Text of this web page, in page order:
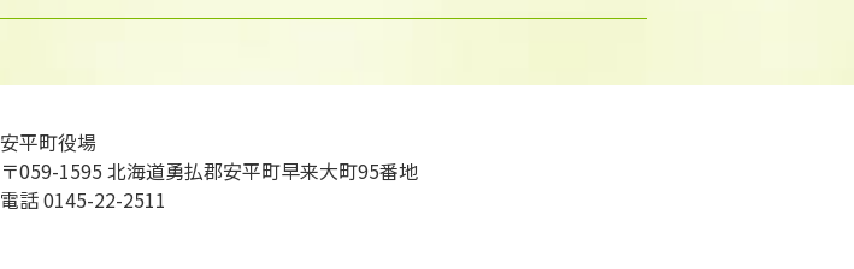
安平町役場
〒059-1595 北海道勇払郡安平町早来大町95番地
電話 0145-22-2511